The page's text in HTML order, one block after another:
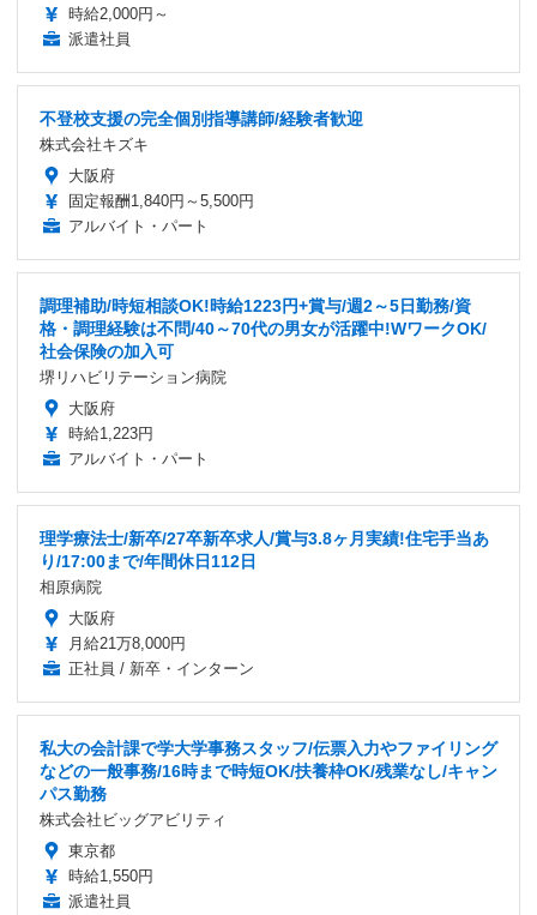
時給2,000円～
派遣社員
不登校支援の完全個別指導講師/経験者歓迎
株式会社キズキ
大阪府
固定報酬1,840円～5,500円
アルバイト・パート
調理補助/時短相談OK!時給1223円+賞与/週2～5日勤務/資
格・調理経験は不問/40～70代の男女が活躍中!WワークOK/
社会保険の加入可
堺リハビリテーション病院
大阪府
時給1,223円
アルバイト・パート
理学療法士/新卒/27卒新卒求人/賞与3.8ヶ月実績!住宅手当あ
り/17:00まで/年間休日112日
相原病院
大阪府
月給21万8,000円
正社員 / 新卒・インターン
私大の会計課で学大学事務スタッフ/伝票入力やファイリング
などの一般事務/16時まで時短OK/扶養枠OK/残業なし/キャン
パス勤務
株式会社ビッグアビリティ
東京都
時給1,550円
派遣社員